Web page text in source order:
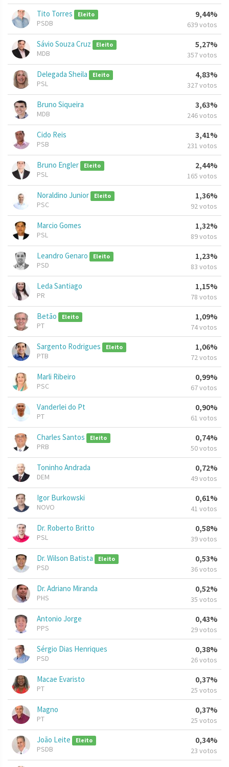
Tito Torres Eleito
PSDB
9,44%
639 votos
Sávio Souza Cruz Eleito
MDB
5,27%
357 votos
Delegada Sheila Eleito
PSL
4,83%
327 votos
Bruno Siqueira
MDB
3,63%
246 votos
Cido Reis
PSB
3,41%
231 votos
Bruno Engler Eleito
PSL
2,44%
165 votos
Noraldino Junior Eleito
PSC
1,36%
92 votos
Marcio Gomes
PSL
1,32%
89 votos
Leandro Genaro Eleito
PSD
1,23%
83 votos
Leda Santiago
PR
1,15%
78 votos
Betão Eleito
PT
1,09%
74 votos
Sargento Rodrigues Eleito
PTB
1,06%
72 votos
Marli Ribeiro
PSC
0,99%
67 votos
Vanderlei do Pt
PT
0,90%
61 votos
Charles Santos Eleito
PRB
0,74%
50 votos
Toninho Andrada
DEM
0,72%
49 votos
Igor Burkowski
NOVO
0,61%
41 votos
Dr. Roberto Britto
PSL
0,58%
39 votos
Dr. Wilson Batista Eleito
PSD
0,53%
36 votos
Dr. Adriano Miranda
PHS
0,52%
35 votos
Antonio Jorge
PPS
0,43%
29 votos
Sérgio Dias Henriques
PSD
0,38%
26 votos
Macae Evaristo
PT
0,37%
25 votos
Magno
PT
0,37%
25 votos
João Leite Eleito
PSDB
0,34%
23 votos